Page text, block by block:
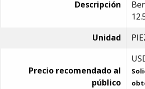
Descripción
Unidad
Precio recomendado al
público